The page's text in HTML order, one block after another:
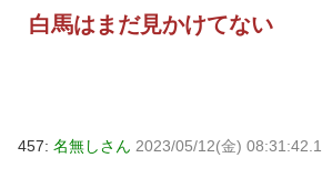
白馬はまだ見かけてない
457: 名無しさん 2023/05/12(金)